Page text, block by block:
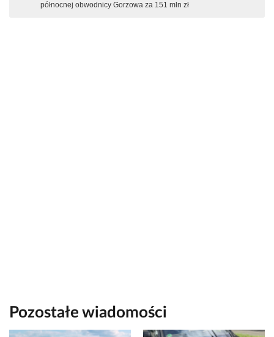
północnej obwodnicy Gorzowa za 151 mln zł
Pozostałe wiadomości